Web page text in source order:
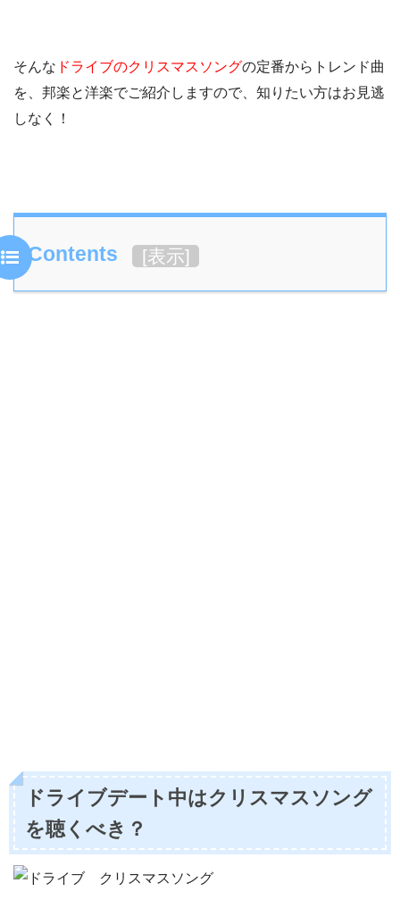
そんな ドライブのクリスマスソングの定番からトレンド曲
を、邦楽と洋楽でご紹介しますので、知りたい方はお見逃
しなく！
Contents [表示]
ドライブデート中はクリスマスソング
を聴くべき？